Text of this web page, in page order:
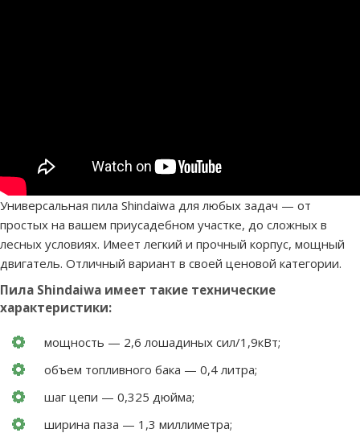
Универсальная пила Shindaiwa для любых задач — от
простых на вашем приусадебном участке, до сложных в
лесных условиях. Имеет легкий и прочный корпус, мощный
двигатель. Отличный вариант в своей ценовой категории.
Пила Shindaiwa имеет такие технические
характеристики:
мощность — 2,6 лошадиных сил/1,9кВт;
объем топливного бака — 0,4 литра;
шаг цепи — 0,325 дюйма;
ширина паза — 1,3 миллиметра;